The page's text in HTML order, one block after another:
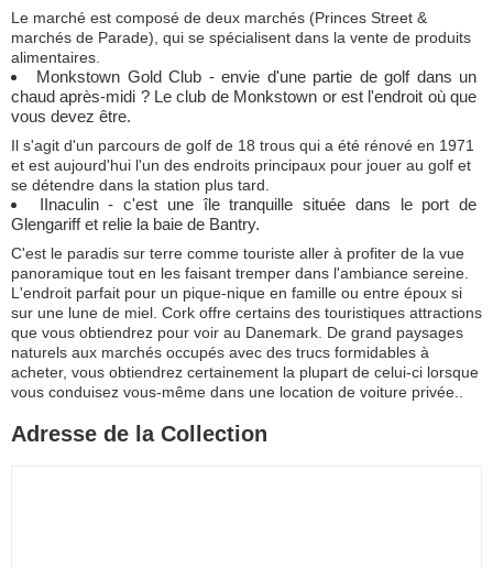
Le marché est composé de deux marchés (Princes Street &
marchés de Parade), qui se spécialisent dans la vente de produits
alimentaires.
Monkstown Gold Club - envie d'une partie de golf dans un
chaud après-midi ? Le club de Monkstown or est l'endroit où que
vous devez être.
Il s'agit d'un parcours de golf de 18 trous qui a été rénové en 1971
et est aujourd'hui l'un des endroits principaux pour jouer au golf et
se détendre dans la station plus tard.
IInaculin - c'est une île tranquille située dans le port de
Glengariff et relie la baie de Bantry.
C'est le paradis sur terre comme touriste aller à profiter de la vue
panoramique tout en les faisant tremper dans l'ambiance sereine.
L'endroit parfait pour un pique-nique en famille ou entre époux si
sur une lune de miel. Cork offre certains des touristiques attractions
que vous obtiendrez pour voir au Danemark. De grand paysages
naturels aux marchés occupés avec des trucs formidables à
acheter, vous obtiendrez certainement la plupart de celui-ci lorsque
vous conduisez vous-même dans une location de voiture privée..
Adresse de la Collection